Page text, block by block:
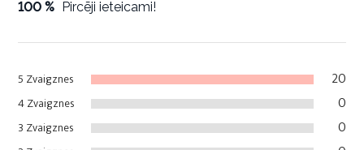
5 Zvaigznes 20
4 Zvaigznes 0
3 Zvaigznes 0
100 % Pircēji ieteicami!